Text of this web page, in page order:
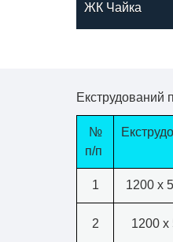
ЖК Чайка
Екструдований
№
п/п
1 1200 х
2 1200